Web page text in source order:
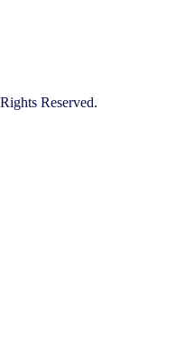
Reserved.